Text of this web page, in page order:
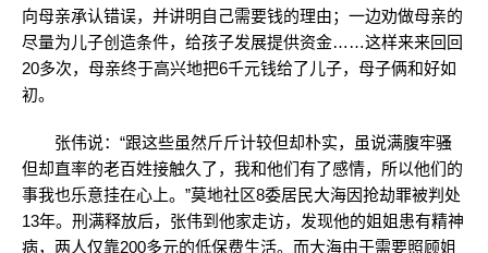
向母亲承认错误，并讲明自己需要钱的理由；一边劝做母亲的
尽量为儿子创造条件，给孩子发展提供资金……这样来来回回
20多次，母亲终于高兴地把6千元钱给了儿子，母子俩和好如
初。
张伟说：“跟这些虽然斤斤计较但却朴实，虽说满腹牢骚
但却直率的老百姓接触久了，我和他们有了感情，所以他们的
事我也乐意挂在心上。”莫地社区8委居民大海因抢劫罪被判处
13年。刑满释放后，张伟到他家走访，发现他的姐姐患有精神
病，两人仅靠200多元的低保费生活。而大海由于需要照顾姐